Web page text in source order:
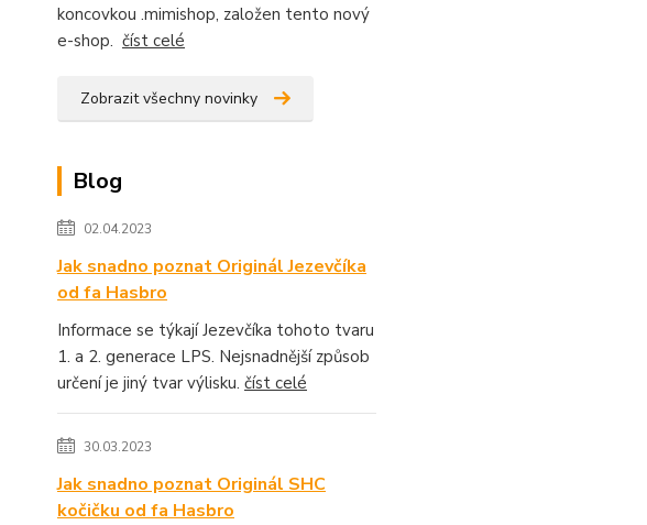
koncovkou .mimishop, založen tento nový
e-shop. číst celé
Zobrazit všechny novinky
Blog
02.04.2023
Jak snadno poznat Originál Jezevčíka
od fa Hasbro
Informace se týkají Jezevčíka tohoto tvaru
1. a 2. generace LPS. Nejsnadnější způsob
určení je jiný tvar výlisku. číst celé
30.03.2023
Jak snadno poznat Originál SHC
kočičku od fa Hasbro